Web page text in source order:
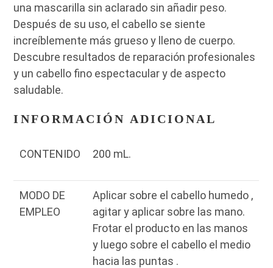
una mascarilla sin aclarado sin añadir peso.
Después de su uso, el cabello se siente
increíblemente más grueso y lleno de cuerpo.
Descubre resultados de reparación profesionales
y un cabello fino espectacular y de aspecto
saludable.
INFORMACIÓN ADICIONAL
CONTENIDO 200 mL.
MODO DE
EMPLEO
Aplicar sobre el cabello humedo ,
agitar y aplicar sobre las mano.
Frotar el producto en las manos
y luego sobre el cabello el medio
hacia las puntas .